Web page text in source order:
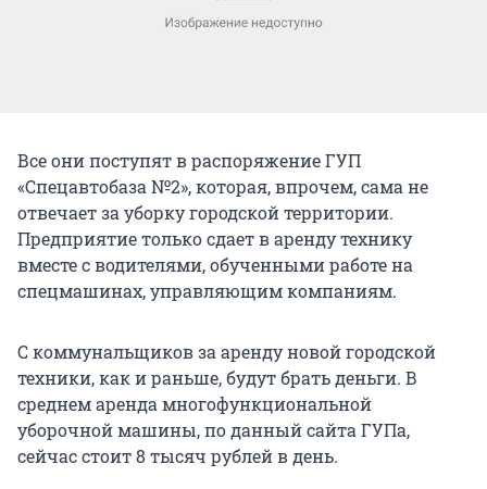
Все они поступят в распоряжение ГУП
«Спецавтобаза №2», которая, впрочем, сама не
отвечает за уборку городской территории.
Предприятие только сдает в аренду технику
вместе с водителями, обученными работе на
спецмашинах, управляющим компаниям.
С коммунальщиков за аренду новой городской
техники, как и раньше, будут брать деньги. В
среднем аренда многофункциональной
уборочной машины, по данный сайта ГУПа,
сейчас стоит 8 тысяч рублей в день.